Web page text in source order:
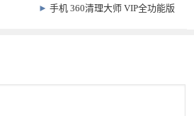
理软件，附带 自定义 专清
►手机 360清理大师 VIP全功能版